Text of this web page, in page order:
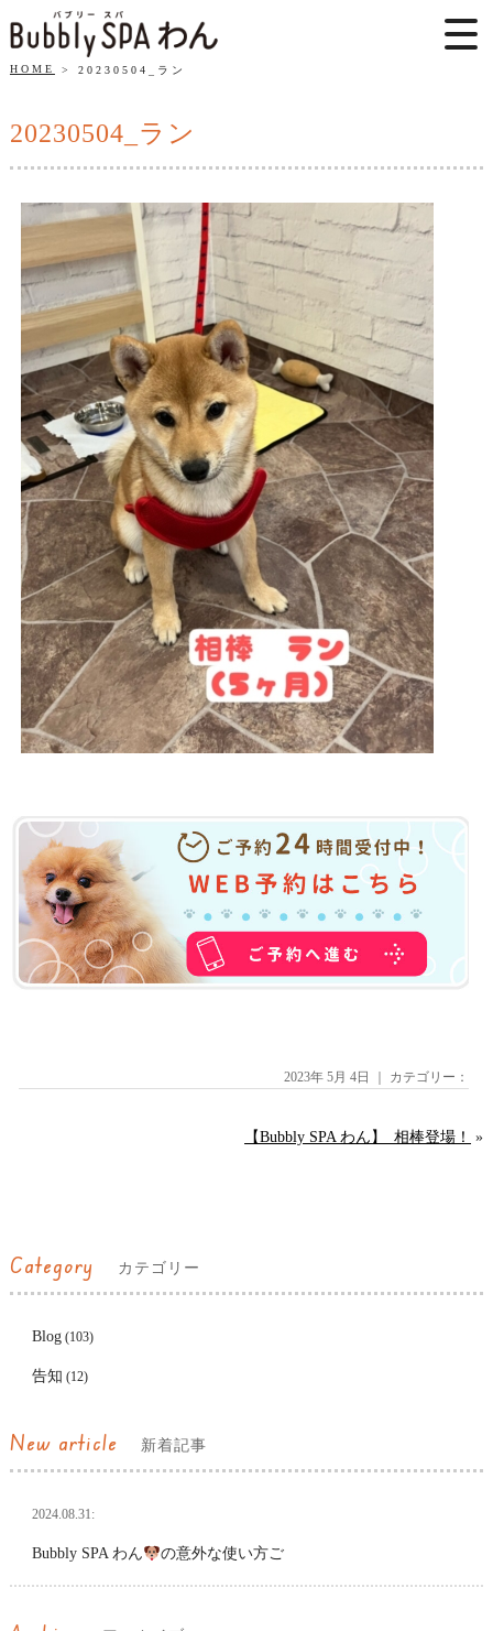
HOME 20230504_ラン
20230504_ラン
2023年 5月 4日 ｜ カテゴリー：
【Bubbly SPA わん】_相棒登場！ »
Category カテゴリー
Blog(103)
告知 (12)
New article 新着記事
2024.08.31:
Bubbly SPA わん の意外な使い方ご